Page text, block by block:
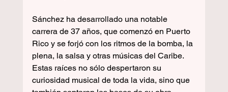
Sánchez ha desarrollado una notable
carrera de 37 años, que comenzó en Puerto
Rico y se forjó con los ritmos de la bomba, la
plena, la salsa y otras músicas del Caribe.
Estas raíces no sólo despertaron su
curiosidad musical de toda la vida, sino que